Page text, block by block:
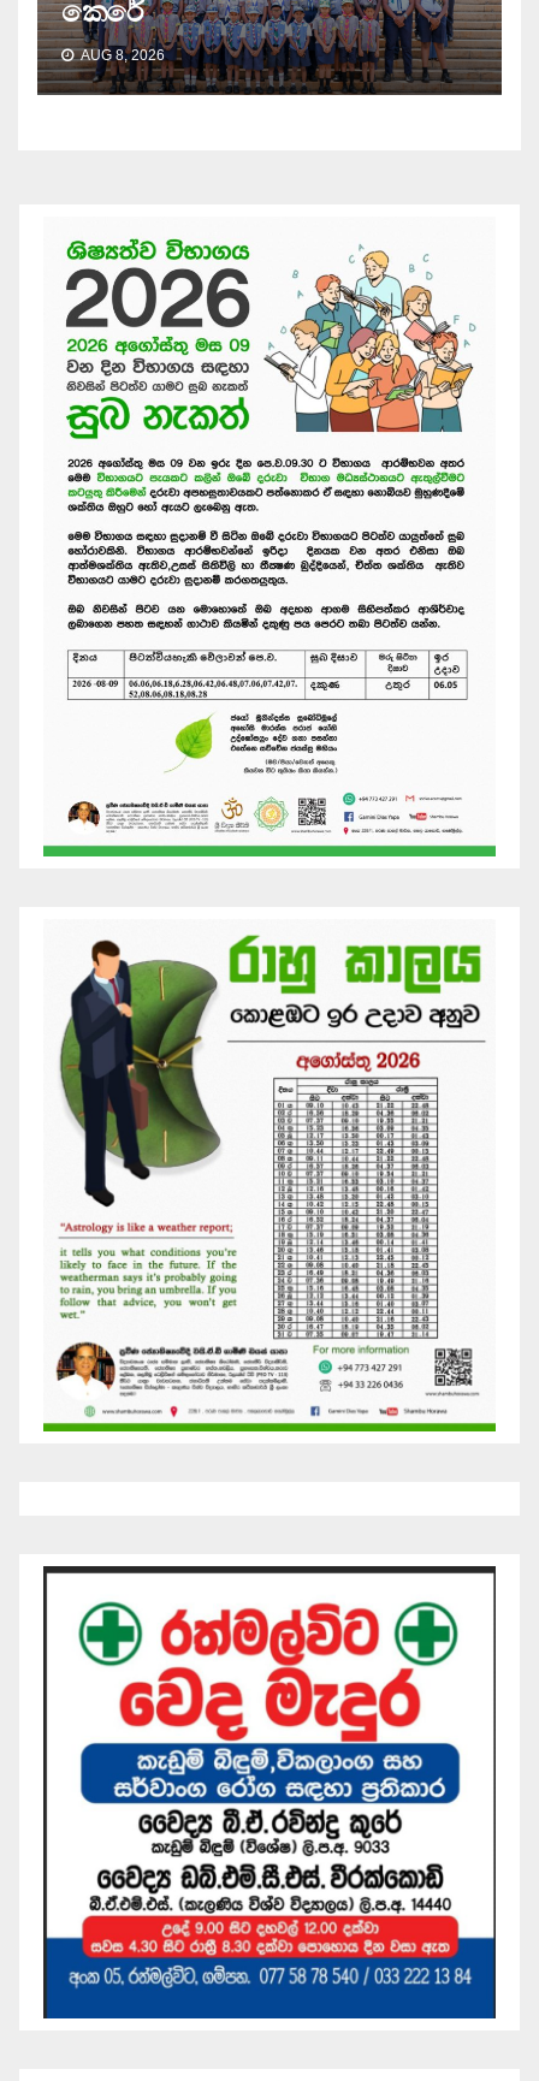
කෙරේ
AUG 8, 2026